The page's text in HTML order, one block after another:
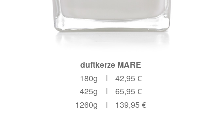
duftkerze MARE
180g I 42,95 €
425g I 65,95 €
1260g I 139,95 €